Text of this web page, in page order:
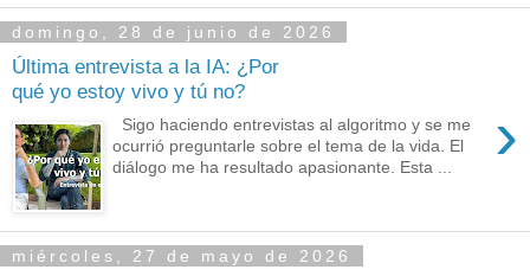
domingo, 28 de junio de 2026
Última entrevista a la IA: ¿Por
qué yo estoy vivo y tú no?
›
Sigo haciendo entrevistas al algoritmo y se me
ocurrió preguntarle sobre el tema de la vida. El
diálogo me ha resultado apasionante. Esta ...
miércoles, 27 de mayo de 2026